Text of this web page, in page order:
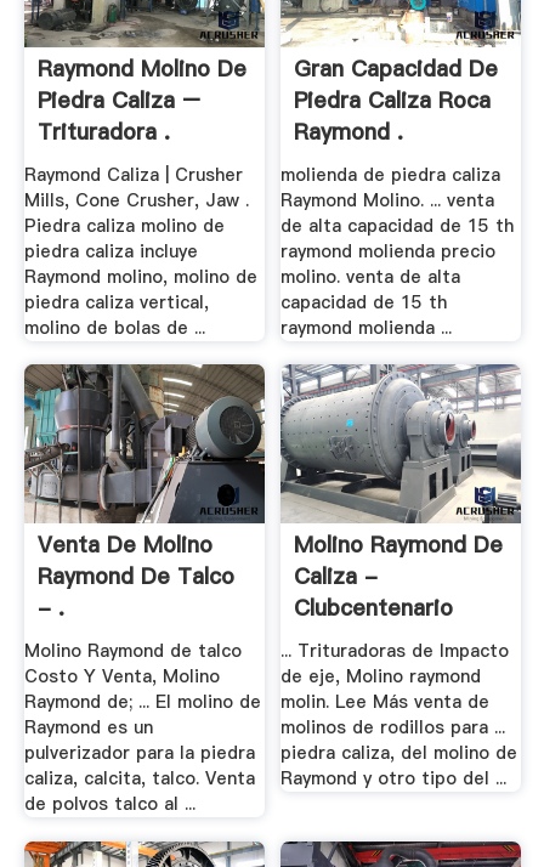
Raymond Molino De
Piedra Caliza –
Trituradora .
Raymond Caliza | Crusher
Mills, Cone Crusher, Jaw .
Piedra caliza molino de
piedra caliza incluye
Raymond molino, molino de
piedra caliza vertical,
molino de bolas de ...
Gran Capacidad De
Piedra Caliza Roca
Raymond .
molienda de piedra caliza
Raymond Molino. ... venta
de alta capacidad de 15 th
raymond molienda precio
molino. venta de alta
capacidad de 15 th
raymond molienda ...
Venta De Molino
Raymond De Talco
- .
Molino Raymond de talco
Costo Y Venta, Molino
Raymond de; ... El molino de
Raymond es un
pulverizador para la piedra
caliza, calcita, talco. Venta
de polvos talco al ...
Molino Raymond De
Caliza -
Clubcentenario
... Trituradoras de Impacto
de eje, Molino raymond
molin. Lee Más venta de
molinos de rodillos para ...
piedra caliza, del molino de
Raymond y otro tipo del ...